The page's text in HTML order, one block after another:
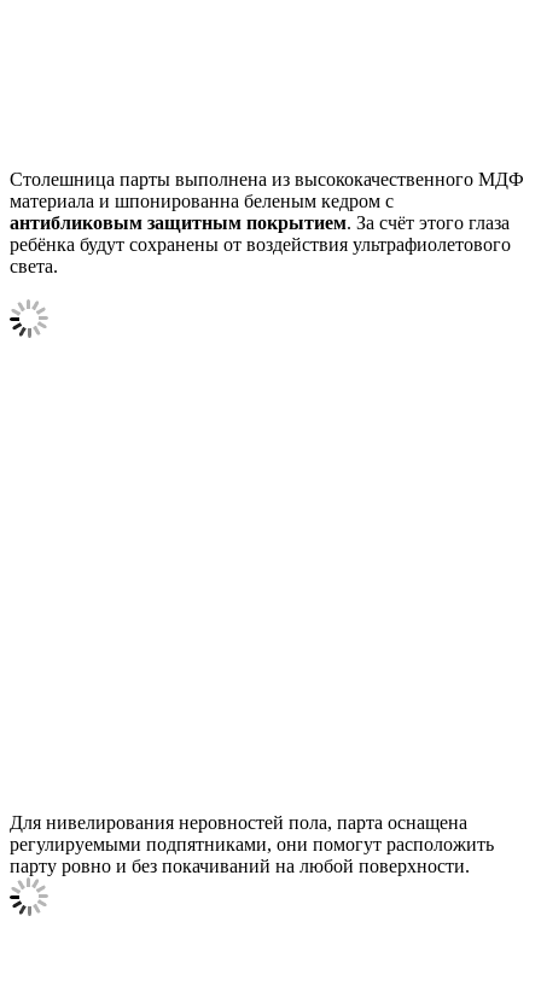
Столешница парты выполнена из высококачественного МДФ
материала и шпонированна беленым кедром с
антибликовым защитным покрытием. За счёт этого глаза
ребёнка будут сохранены от воздействия ультрафиолетового
света.
Для нивелирования неровностей пола, парта оснащена
регулируемыми подпятниками, они помогут расположить
парту ровно и без покачиваний на любой поверхности.